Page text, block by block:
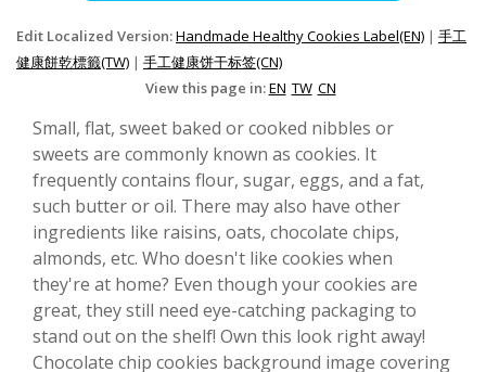
Edit Localized Version:Handmade Healthy Cookies Label(EN) | 手工
健康餅乾標籤(TW) | 手工健康饼干标签(CN)
View this page in:EN TW CN
Small, flat, sweet baked or cooked nibbles or
sweets are commonly known as cookies. It
frequently contains flour, sugar, eggs, and a fat,
such butter or oil. There may also have other
ingredients like raisins, oats, chocolate chips,
almonds, etc. Who doesn't like cookies when
they're at home? Even though your cookies are
great, they still need eye-catching packaging to
stand out on the shelf! Own this look right away!
Chocolate chip cookies background image covering